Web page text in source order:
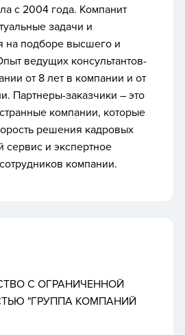
с 2004 года. Компанит
задачи и
на подборе высшего и
ведущих консультантов-
от 8 лет в компании и от
Партнеры-заказчики – это
компании, которые
решения кадровых
сервис и экспертное
компании.
С ОГРАНИЧЕННОЙ
"ГРУППА КОМПАНИЙ